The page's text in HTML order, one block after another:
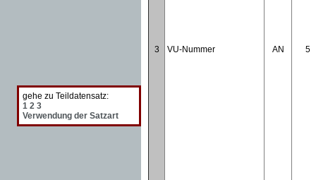
gehe zu Teildatensatz:
1 2 3
Verwendung der Satzart
3 VU-Nummer AN 5